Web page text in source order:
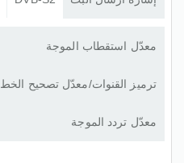
معدّل استقطاب الموجة
ترميز القنوات/معدّل تصحيح الخط
معدّل تردد الموجة